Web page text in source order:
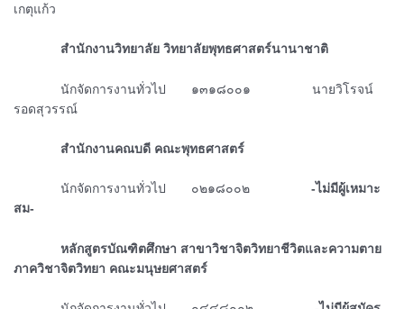
เกตุแก้ว
ᅠᅠᅠᅠสำนักงานวิทยาลัย วิทยาลัยพุทธศาสตร์นานาชาติ
ᅠᅠᅠᅠนักจัดการงานทั่วไป ๑๓๑๘๐๐๑ นายวิโรจน์
รอดสุวรรณ์
ᅠᅠᅠᅠสำนักงานคณบดี คณะพุทธศาสตร์
ᅠᅠᅠᅠนักจัดการงานทั่วไป ๐๒๑๘๐๐๒ -ไม่มีผู้เหมาะ
สม-
ᅠᅠᅠᅠหลักสูตรบัณฑิตศึกษา สาขาวิชาจิตวิทยาชีวิตและความตาย
ภาควิชาจิตวิทยา คณะมนุษยศาสตร์